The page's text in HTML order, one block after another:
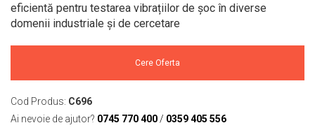
Camere climatice
Echipamente pentru industria militară
Senzori fără fir (Wireless)
Senzori cu fir (Wired)
Senzori seismici
eficientă pentru testarea vibrațiilor de șoc în diverse
domenii industriale și de cercetare
Cere Oferta
Cod Produs: C696
Ai nevoie de ajutor? 0745 770 400 / 0359 405 556